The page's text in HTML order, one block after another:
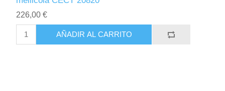
226,00 €
AÑADIR AL CARRITO